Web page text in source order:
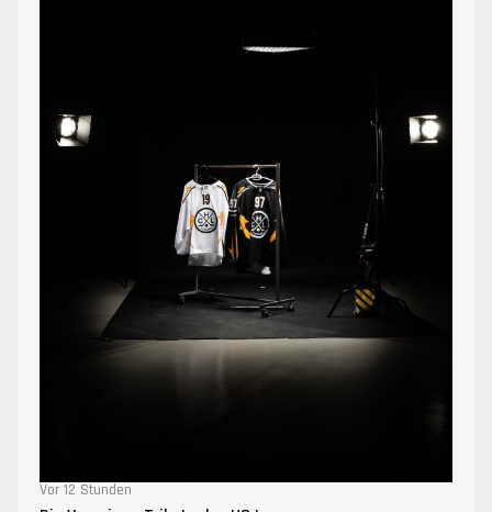
Vor 12 Stunden